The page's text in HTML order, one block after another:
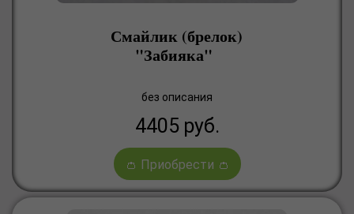
Смайлик (брелок)
"Забияка"
без описания
4405 руб.
👛 Приобрести 👛